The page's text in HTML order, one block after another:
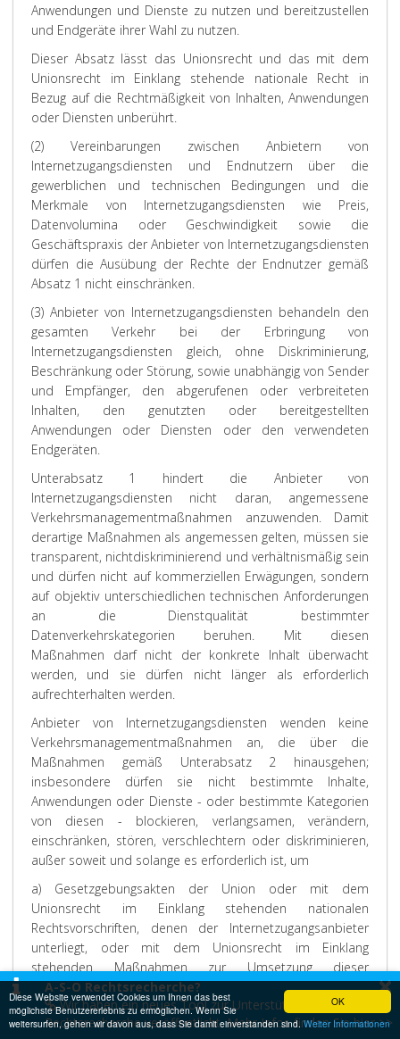
OK
Diese Website verwendet Cookies um Ihnen das best
möglichste Benutzererlebnis zu ermöglichen. Wenn Sie
weitersurfen, gehen wir davon aus, dass Sie damit einverstanden sind.Weiter Informationen
Anwendungen und Dienste zu nutzen und bereitzustellen
und Endgeräte ihrer Wahl zu nutzen.
Dieser Absatz lässt das Unionsrecht und das mit dem
Unionsrecht im Einklang stehende nationale Recht in
Bezug auf die Rechtmäßigkeit von Inhalten, Anwendungen
oder Diensten unberührt.
(2) Vereinbarungen zwischen Anbietern von
Internetzugangsdiensten und Endnutzern über die
gewerblichen und technischen Bedingungen und die
Merkmale von Internetzugangsdiensten wie Preis,
Datenvolumina oder Geschwindigkeit sowie die
Geschäftspraxis der Anbieter von Internetzugangsdiensten
dürfen die Ausübung der Rechte der Endnutzer gemäß
Absatz 1 nicht einschränken.
(3) Anbieter von Internetzugangsdiensten behandeln den
gesamten Verkehr bei der Erbringung von
Internetzugangsdiensten gleich, ohne Diskriminierung,
Beschränkung oder Störung, sowie unabhängig von Sender
und Empfänger, den abgerufenen oder verbreiteten
Inhalten, den genutzten oder bereitgestellten
Anwendungen oder Diensten oder den verwendeten
Endgeräten.
Unterabsatz 1 hindert die Anbieter von
Internetzugangsdiensten nicht daran, angemessene
Verkehrsmanagementmaßnahmen anzuwenden. Damit
derartige Maßnahmen als angemessen gelten, müssen sie
transparent, nichtdiskriminierend und verhältnismäßig sein
und dürfen nicht auf kommerziellen Erwägungen, sondern
auf objektiv unterschiedlichen technischen Anforderungen
an die Dienstqualität bestimmter
Datenverkehrskategorien beruhen. Mit diesen
Maßnahmen darf nicht der konkrete Inhalt überwacht
werden, und sie dürfen nicht länger als erforderlich
aufrechterhalten werden.
Anbieter von Internetzugangsdiensten wenden keine
Verkehrsmanagementmaßnahmen an, die über die
Maßnahmen gemäß Unterabsatz 2 hinausgehen;
insbesondere dürfen sie nicht bestimmte Inhalte,
Anwendungen oder Dienste - oder bestimmte Kategorien
von diesen - blockieren, verlangsamen, verändern,
einschränken, stören, verschlechtern oder diskriminieren,
außer soweit und solange es erforderlich ist, um
a) Gesetzgebungsakten der Union oder mit dem
Unionsrecht im Einklang stehenden nationalen
Rechtsvorschriften, denen der Internetzugangsanbieter
unterliegt, oder mit dem Unionsrecht im Einklang
stehenden Maßnahmen zur Umsetzung dieser
Gesetzgebungsakte der Union oder dieser nationalen
Rechtsvorschriften zu entsprechen, einschließlich
Verfügungen von Gerichten oder Behörden, die über die
×
A-S-O Rechtsrecherche?
Wir haben ein neues Tool zur Unterstützung bei der
Rechtsrecherche veröffentlicht. Mehr Infos finden Sie hier >>